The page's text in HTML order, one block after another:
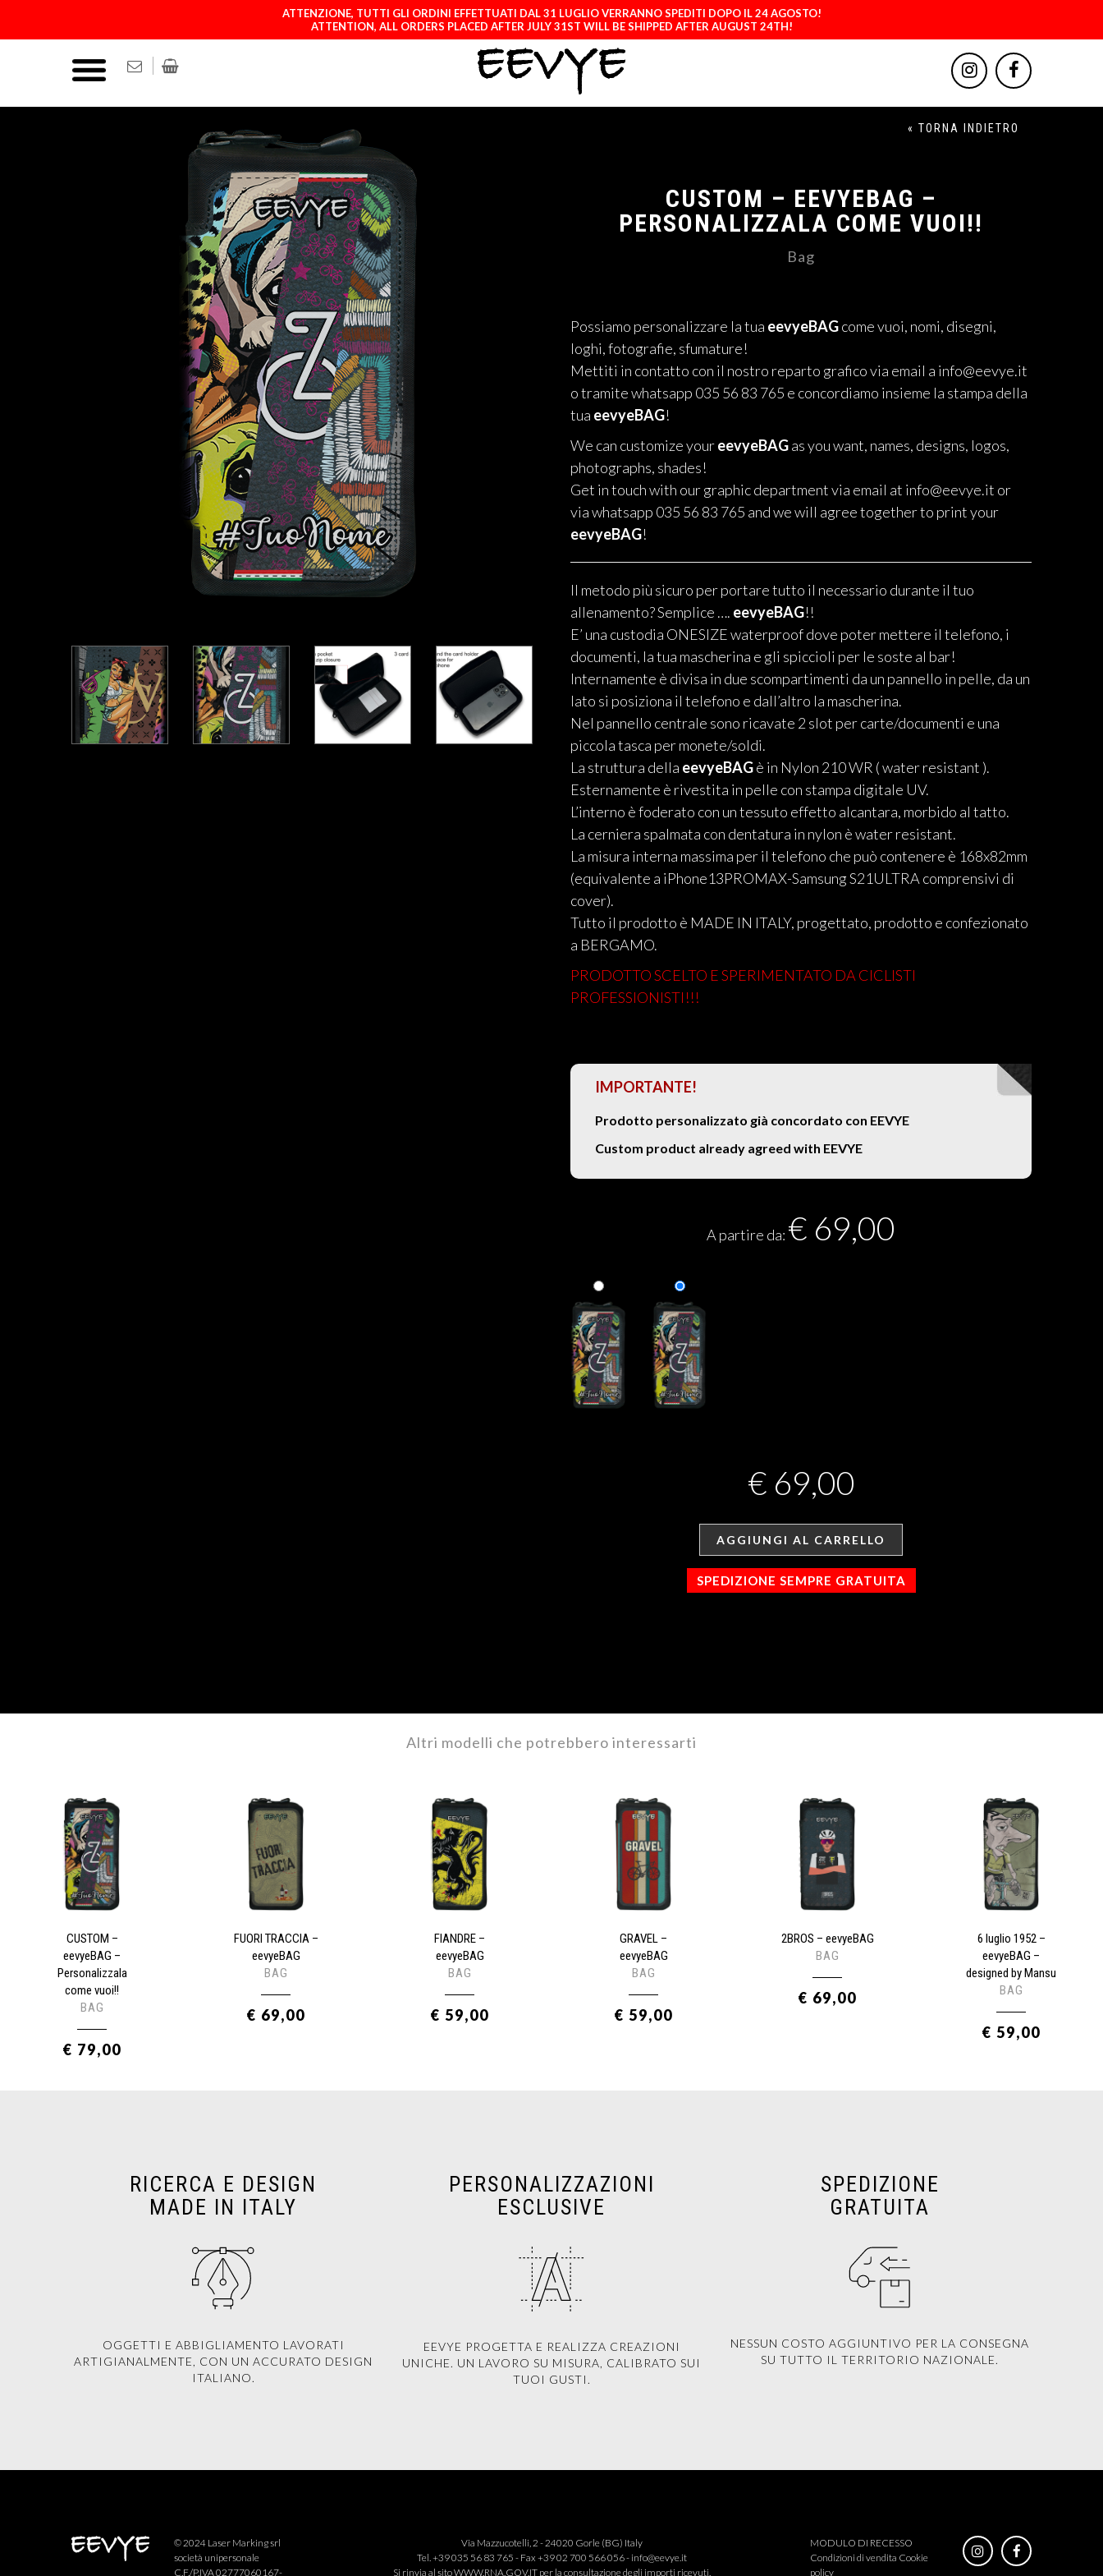
ATTENZIONE, TUTTI GLI ORDINI EFFETTUATI DAL 31 LUGLIO VERRANNO SPEDITI DOPO IL 24 AGOSTO!
ATTENTION, ALL ORDERS PLACED AFTER JULY 31ST WILL BE SHIPPED AFTER AUGUST 24TH!
« TORNA INDIETRO
CUSTOM – EEVYEBAG –
PERSONALIZZALA COME VUOI!!
Bag
Possiamo personalizzare la tua eevyeBAGcome vuoi, nomi, disegni,
loghi, fotografie, sfumature!
Mettiti in contatto con il nostro reparto grafico via email a info@eevye.it
o tramite whatsapp 035 56 83 765 e concordiamo insieme la stampa della
tua eevyeBAG!
We can customize youreevyeBAGas you want, names, designs, logos,
photographs, shades!
Get in touch with our graphic department via email at info@eevye.it or
via whatsapp 035 56 83 765 and we will agree together to print your
eevyeBAG!
Il metodo più sicuro per portare tutto il necessario durante il tuo
allenamento? Semplice …. eevyeBAG!!
E’ una custodia ONESIZE waterproof dove poter mettere il telefono, i
documenti, la tua mascherina e gli spiccioli per le soste al bar!
Internamente è divisa in due scompartimenti da un pannello in pelle, da un
lato si posiziona il telefono e dall’altro la mascherina.
Nel pannello centrale sono ricavate 2 slot per carte/documenti e una
piccola tasca per monete/soldi.
La struttura della eevyeBAGè in Nylon 210 WR ( water resistant ).
Esternamente è rivestita in pelle con stampa digitale UV.
L’interno è foderato con un tessuto effetto alcantara, morbido al tatto.
La cerniera spalmata con dentatura in nylon è water resistant.
La misura interna massima per il telefono che può contenere è 168x82mm
(equivalente a iPhone13PROMAX-Samsung S21ULTRA comprensivi di
cover).
Tutto il prodotto è MADE IN ITALY, progettato, prodotto e confezionato
a BERGAMO.
PRODOTTO SCELTO E SPERIMENTATO DA CICLISTI
PROFESSIONISTI!!!
IMPORTANTE!
Prodotto personalizzato già concordato con EEVYE
Custom product already agreed with EEVYE
A partire da: € 69,00
€69,00
AGGIUNGI AL CARRELLO
SPEDIZIONE SEMPRE GRATUITA
Altri modelli che potrebbero interessarti
CUSTOM –
eevyeBAG –
Personalizzala
come vuoi!!
BAG
€ 79,00
FUORI TRACCIA –
eevyeBAG
BAG
€ 69,00
FIANDRE –
eevyeBAG
BAG
€ 59,00
GRAVEL –
eevyeBAG
BAG
€ 59,00
2BROS – eevyeBAG
BAG
€ 69,00
6 luglio 1952 –
eevyeBAG –
designed by Mansu
BAG
€ 59,00
RICERCA E DESIGN
MADE IN ITALY
OGGETTI E ABBIGLIAMENTO LAVORATI
ARTIGIANALMENTE, CON UN ACCURATO DESIGN
ITALIANO.
PERSONALIZZAZIONI
ESCLUSIVE
EEVYE PROGETTA E REALIZZA CREAZIONI
UNICHE. UN LAVORO SU MISURA, CALIBRATO SUI
TUOI GUSTI.
SPEDIZIONE
GRATUITA
NESSUN COSTO AGGIUNTIVO PER LA CONSEGNA
SU TUTTO IL TERRITORIO NAZIONALE.
© 2024 Laser Marking srl
società unipersonale
C.F./P.IVA 02777060167-
Via Mazzucotelli, 2 - 24020 Gorle (BG) Italy
Tel. +39 035 56 83 765 - Fax +39 02 700 566 056 - info@eevye.it
Si rinvia al sitoWWW.RNA.GOV.ITper la consultazione degli importi ricevuti.
MODULO DI RECESSO
Condizioni di vendita Cookie
policy